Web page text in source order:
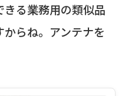
る業務用の類似品
らね。アンテナを